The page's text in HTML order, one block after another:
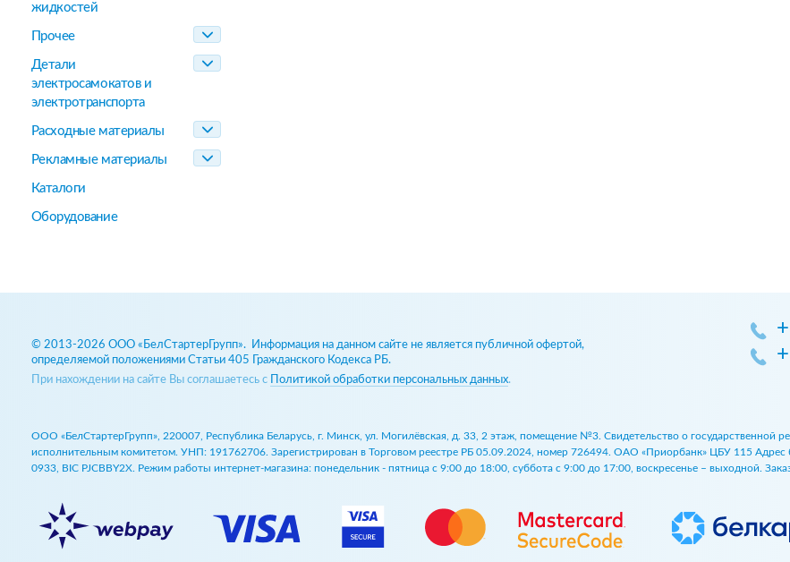
жидкостей
Прочее
Детали
электросамокатов и
электротранспорта
Расходные материалы
Рекламные материалы
Каталоги
Оборудование
© 2013-2026 ООО «БелСтартерГрупп». Информация на данном сайте не является публичной офертой,
определяемой положениями Статьи 405 Гражданского Кодекса РБ.
При нахождении на сайте Вы соглашаетесь с
Политикой обработки персональных данных.
ООО «БелСтартерГрупп», 220007, Республика Беларусь, г. Минск, ул. Могилёвская, д. 33, 2 этаж, помещение №3. Свидетельство о
исполнительным комитетом. УНП: 191762706. Зарегистрирован в Торговом реестре РБ 05.09.2024, номер 726494. ОАО «Приорбанк» ЦБУ 115 Адрес
0933, BIC PJCBBY2X. Режим работы интернет-магазина: понедельник - пятница с 9:00 до 18:00, суббота с 9:00 до 17:00, воскресенье – выходной.